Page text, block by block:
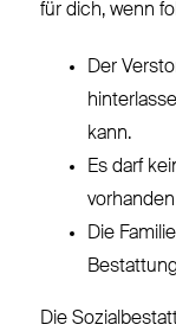
für dich, wenn
Der
kann.
Es darf
Die
Die